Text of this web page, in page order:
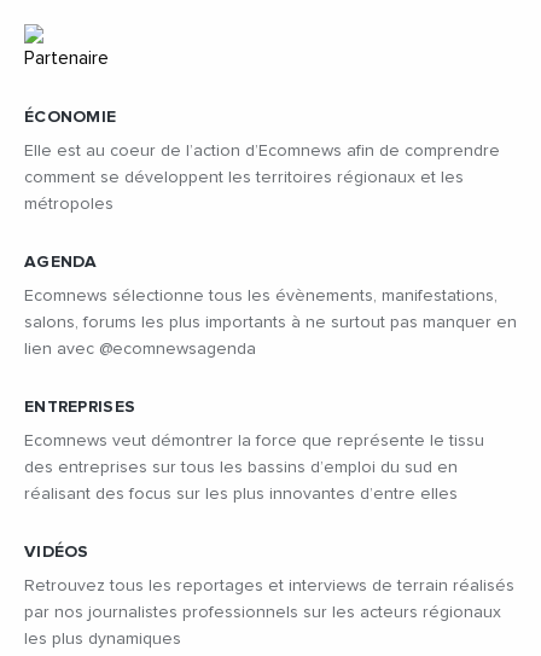
ÉCONOMIE
Elle est au coeur de l’action d’Ecomnews afin de comprendre
comment se développent les territoires régionaux et les
métropoles
AGENDA
Ecomnews sélectionne tous les évènements, manifestations,
salons, forums les plus importants à ne surtout pas manquer en
lien avec @ecomnewsagenda
ENTREPRISES
Ecomnews veut démontrer la force que représente le tissu
des entreprises sur tous les bassins d’emploi du sud en
réalisant des focus sur les plus innovantes d’entre elles
VIDÉOS
Retrouvez tous les reportages et interviews de terrain réalisés
par nos journalistes professionnels sur les acteurs régionaux
les plus dynamiques